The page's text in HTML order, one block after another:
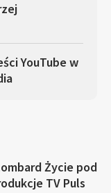
YouTube w
Życie pod
TV Puls